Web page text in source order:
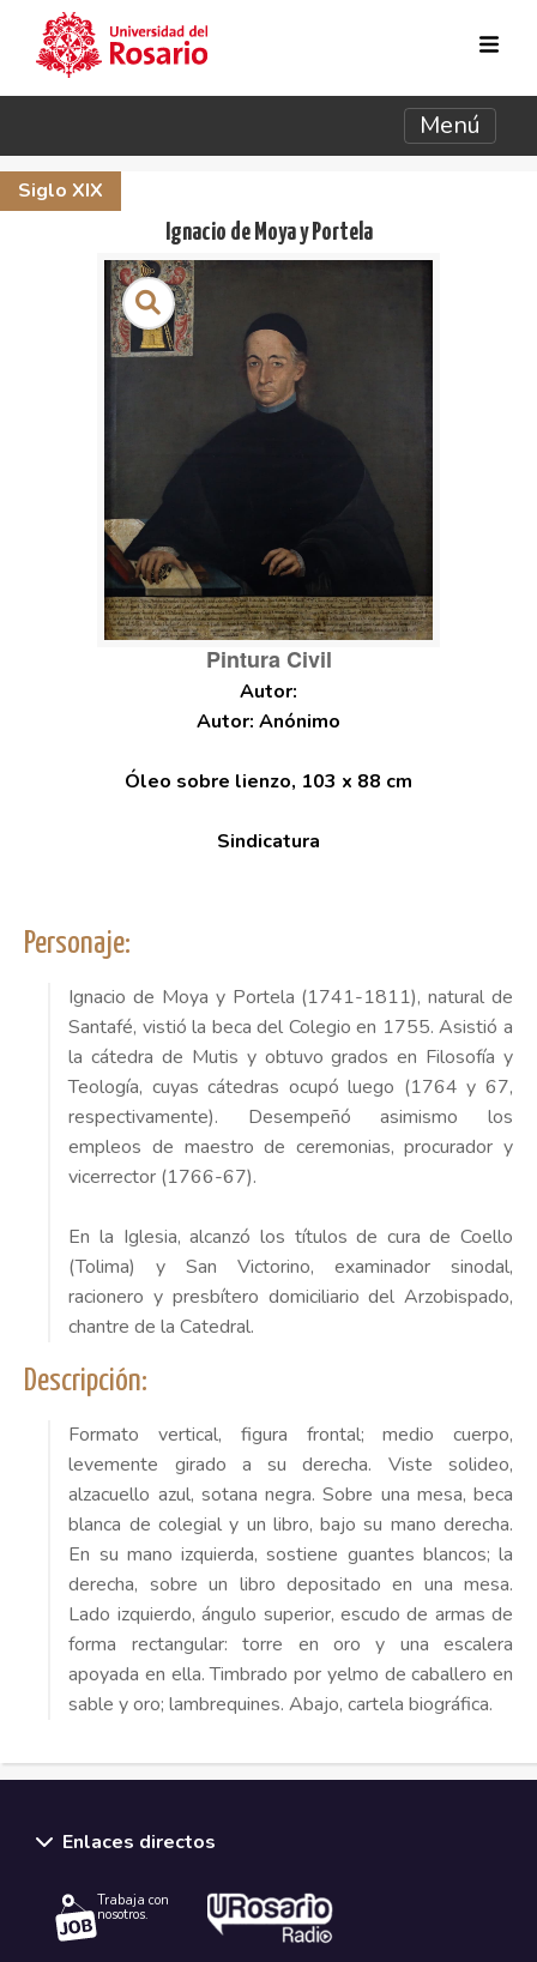
Menú
Siglo XIX
Ignacio de Moya y Portela
Pintura Civil
Autor: Anónimo
Óleo sobre lienzo, 103 x 88 cm
Sindicatura
Personaje:
Ignacio de Moya y Portela (1741-1811), natural de
Santafé, vistió la beca del Colegio en 1755. Asistió a
la cátedra de Mutis y obtuvo grados en Filosofía y
Teología, cuyas cátedras ocupó luego (1764 y 67,
respectivamente). Desempeñó asimismo los
empleos de maestro de ceremonias, procurador y
vicerrector (1766-67).
En la Iglesia, alcanzó los títulos de cura de Coello
(Tolima) y San Victorino, examinador sinodal,
racionero y presbítero domiciliario del Arzobispado,
chantre de la Catedral.
Descripción:
Formato vertical, figura frontal; medio cuerpo,
levemente girado a su derecha. Viste solideo,
alzacuello azul, sotana negra. Sobre una mesa, beca
blanca de colegial y un libro, bajo su mano derecha.
En su mano izquierda, sostiene guantes blancos; la
derecha, sobre un libro depositado en una mesa.
Lado izquierdo, ángulo superior, escudo de armas de
forma rectangular: torre en oro y una escalera
apoyada en ella. Timbrado por yelmo de caballero en
sable y oro; lambrequines. Abajo, cartela biográfica.
Enlaces directos
Trabaja con
nosotros.